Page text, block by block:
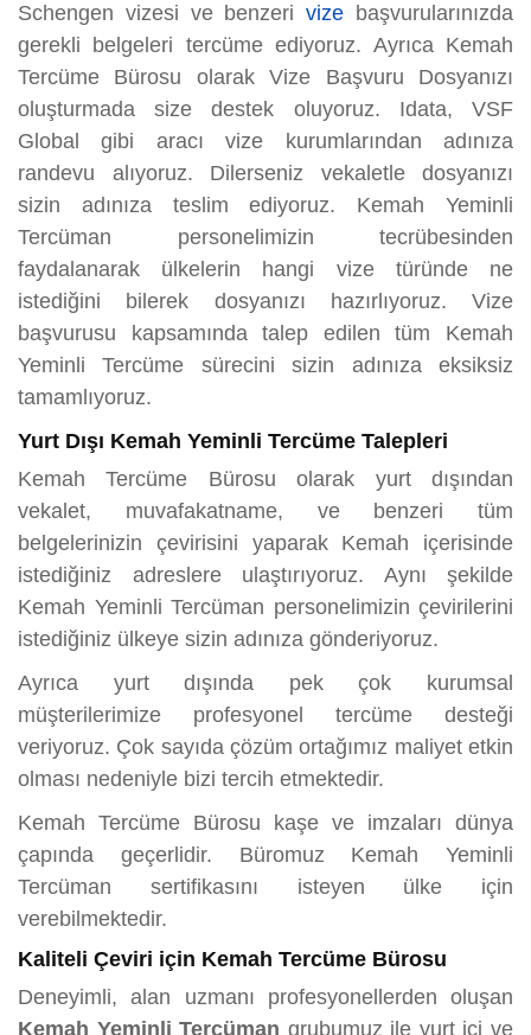
Schengen vizesi ve benzerivize başvurularınızda
gerekli belgeleri tercüme ediyoruz. Ayrıca Kemah
Tercüme Bürosu olarak Vize Başvuru Dosyanızı
oluşturmada size destek oluyoruz. Idata, VSF
Global gibi aracı vize kurumlarından adınıza
randevu alıyoruz. Dilerseniz vekaletle dosyanızı
sizin adınıza teslim ediyoruz. Kemah Yeminli
Tercüman personelimizin tecrübesinden
faydalanarak ülkelerin hangi vize türünde ne
istediğini bilerek dosyanızı hazırlıyoruz. Vize
başvurusu kapsamında talep edilen tüm Kemah
Yeminli Tercüme sürecini sizin adınıza eksiksiz
tamamlıyoruz.
Yurt Dışı Kemah Yeminli Tercüme Talepleri
Kemah Tercüme Bürosu olarak yurt dışından
vekalet, muvafakatname, ve benzeri tüm
belgelerinizin çevirisini yaparak Kemah içerisinde
istediğiniz adreslere ulaştırıyoruz. Aynı şekilde
Kemah Yeminli Tercüman personelimizin çevirilerini
istediğiniz ülkeye sizin adınıza gönderiyoruz.
Ayrıca yurt dışında pek çok kurumsal
müşterilerimize profesyonel tercüme desteği
veriyoruz. Çok sayıda çözüm ortağımız maliyet etkin
olması nedeniyle bizi tercih etmektedir.
Kemah Tercüme Bürosu kaşe ve imzaları dünya
çapında geçerlidir. Büromuz Kemah Yeminli
Tercüman sertifikasını isteyen ülke için
verebilmektedir.
Kaliteli Çeviri için Kemah Tercüme Bürosu
Deneyimli, alan uzmanı profesyonellerden oluşan
Kemah Yeminli Tercüman grubumuz ile yurt içi ve